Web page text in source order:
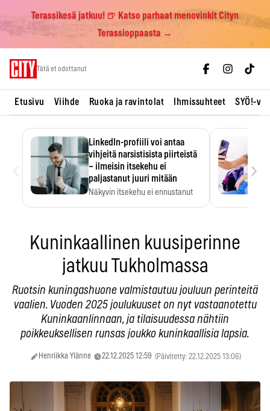
Terassikesä jatkuu! 🍺 Katso parhaat menovinkit Cityn
Terassioppaasta →
Tätä et odottanut
Etusivu Viihde Ruoka ja ravintolat Ihmissuhteet SYÖ!-
LinkedIn-profiili voi antaa
vihjeitä narsistisista piirteistä
– ilmeisin itsekehu ei
paljastanut juuri mitään
Näkyvin itsekehu ei ennustanut
›
Kuninkaallinen kuusiperinne
jatkuu Tukholmassa
Ruotsin kuningashuone valmistautuu jouluun perinteitä
vaalien. Vuoden 2025 joulukuuset on nyt vastaanotettu
Kuninkaanlinnaan, ja tilaisuudessa nähtiin
poikkeuksellisen runsas joukko kuninkaallisia lapsia.
Henriikka Ylänne 22.12.2025 12:59 (Päivitetty: 22.12.2025 13:06)